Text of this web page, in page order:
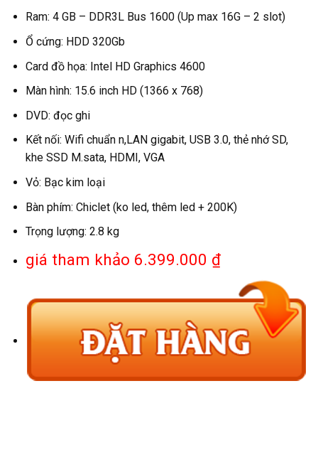
Ram: 4 GB – DDR3L Bus 1600 (Up max 16G – 2 slot)
Ổ cứng: HDD 320Gb
Card đồ họa: Intel HD Graphics 4600
Màn hình: 15.6 inch HD (1366 x 768)
DVD: đọc ghi
Kết nối: Wifi chuẩn n,LAN gigabit, USB 3.0, thẻ nhớ SD,
khe SSD M.sata, HDMI, VGA
Vỏ: Bạc kim loại
Bàn phím: Chiclet (ko led, thêm led + 200K)
Trọng lượng: 2.8 kg
giá tham khảo 6.399.000 ₫